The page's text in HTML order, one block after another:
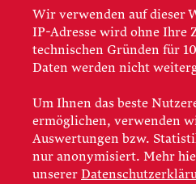
18.01.2021
INTERVIEWS
3 FRAGEN
BRENNAN
Wir haben dem
Wir verwenden auf dieser
IP-Adresse wird ohne Ihre
technischen Gründen für
Daten werden nicht
Um Ihnen das beste
ermöglichen, verwenden
Auswertungen bzw.
nur anonymisiert. Mehr
unserer